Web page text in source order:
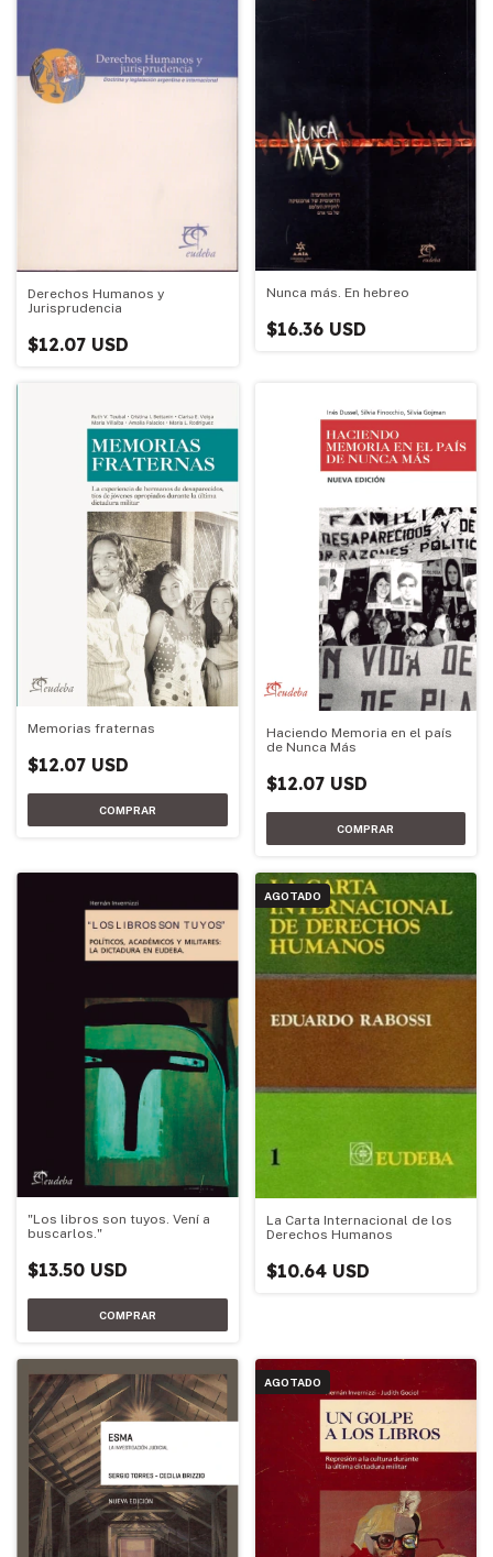
Derechos Humanos y
Jurisprudencia
$12.07 USD
Nunca más. En hebreo
$16.36 USD
Memorias fraternas
$12.07 USD
Haciendo Memoria en el país
de Nunca Más
$12.07 USD
"Los libros son tuyos. Vení a
buscarlos."
$13.50 USD
AGOTADO
La Carta Internacional de los
Derechos Humanos
$10.64 USD
AGOTADO